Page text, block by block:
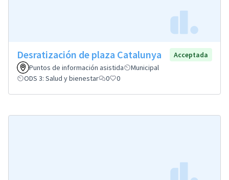
Desratización de plaza Catalunya
Acceptada
Puntos de información asistida
Municipal
ODS 3: Salud y bienestar
0 0